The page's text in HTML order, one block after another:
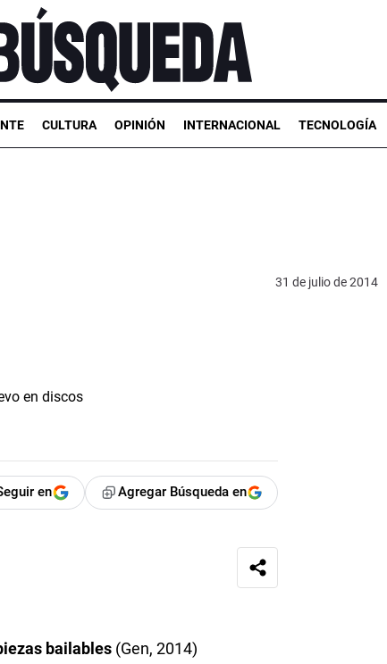
CULTURA OPINIÓN INTERNACIONAL TECNOLOGÍA
31 de julio de 2014
en Agregar Búsqueda en
bailables (Gen, 2014)